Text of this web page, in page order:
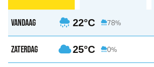
VANDAAG 22°C 78%
ZATERDAG 25°C 0%